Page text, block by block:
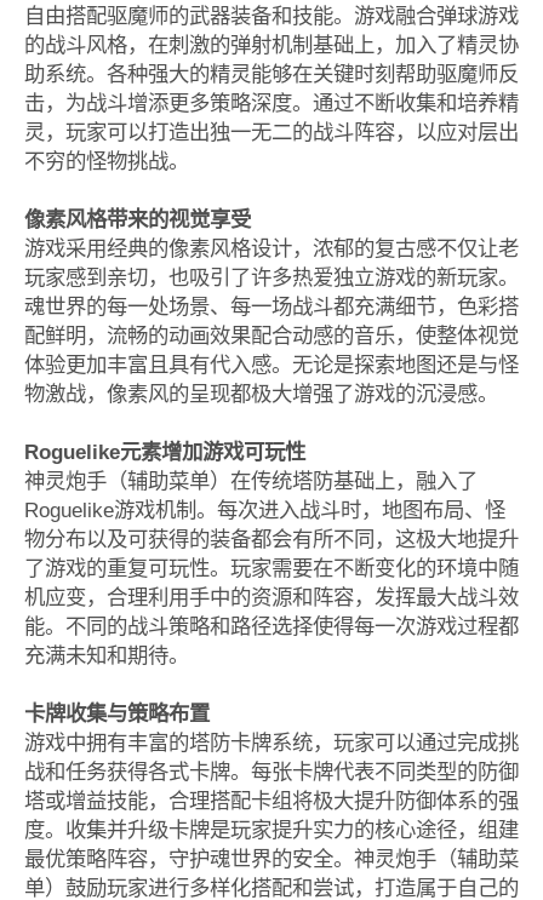
自由搭配驱魔师的武器装备和技能。游戏融合弹球游戏
的战斗风格，在刺激的弹射机制基础上，加入了精灵协
助系统。各种强大的精灵能够在关键时刻帮助驱魔师反
击，为战斗增添更多策略深度。通过不断收集和培养精
灵，玩家可以打造出独一无二的战斗阵容，以应对层出
不穷的怪物挑战。
像素风格带来的视觉享受
游戏采用经典的像素风格设计，浓郁的复古感不仅让老
玩家感到亲切，也吸引了许多热爱独立游戏的新玩家。
魂世界的每一处场景、每一场战斗都充满细节，色彩搭
配鲜明，流畅的动画效果配合动感的音乐，使整体视觉
体验更加丰富且具有代入感。无论是探索地图还是与怪
物激战，像素风的呈现都极大增强了游戏的沉浸感。
Roguelike元素增加游戏可玩性
神灵炮手（辅助菜单）在传统塔防基础上，融入了
Roguelike游戏机制。每次进入战斗时，地图布局、怪
物分布以及可获得的装备都会有所不同，这极大地提升
了游戏的重复可玩性。玩家需要在不断变化的环境中随
机应变，合理利用手中的资源和阵容，发挥最大战斗效
能。不同的战斗策略和路径选择使得每一次游戏过程都
充满未知和期待。
卡牌收集与策略布置
游戏中拥有丰富的塔防卡牌系统，玩家可以通过完成挑
战和任务获得各式卡牌。每张卡牌代表不同类型的防御
塔或增益技能，合理搭配卡组将极大提升防御体系的强
度。收集并升级卡牌是玩家提升实力的核心途径，组建
最优策略阵容，守护魂世界的安全。神灵炮手（辅助菜
单）鼓励玩家进行多样化搭配和尝试，打造属于自己的